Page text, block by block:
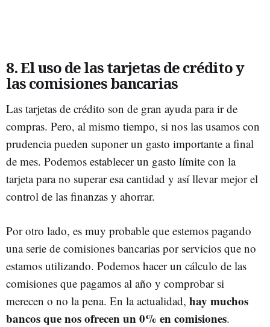
8. El uso de las tarjetas de crédito y
las comisiones bancarias
Las tarjetas de crédito son de gran ayuda para ir de
compras. Pero, al mismo tiempo, si nos las usamos con
prudencia pueden suponer un gasto importante a final
de mes. Podemos establecer un gasto límite con la
tarjeta para no superar esa cantidad y así llevar mejor el
control de las finanzas y ahorrar.
Por otro lado, es muy probable que estemos pagando
una serie de comisiones bancarias por servicios que no
estamos utilizando. Podemos hacer un cálculo de las
comisiones que pagamos al año y comprobar si
merecen o no la pena. En la actualidad, hay muchos
bancos que nos ofrecen un 0% en comisiones.